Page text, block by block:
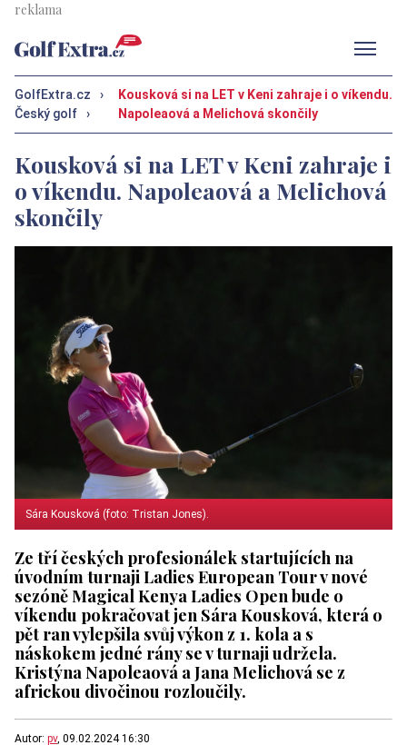
GolfExtra.cz
›
Český golf
›
Kousková si na LET v Keni zahraje i o víkendu.
Napoleaová a Melichová skončily
Kousková si na LET v Keni zahraje i
o víkendu. Napoleaová a Melichová
skončily
Sára Kousková (foto: Tristan Jones).
Ze tří českých profesionálek startujících na
úvodním turnaji Ladies European Tour v nové
sezóně Magical Kenya Ladies Open bude o
víkendu pokračovat jen Sára Kousková, která o
pět ran vylepšila svůj výkon z 1. kola a s
náskokem jedné rány se v turnaji udržela.
Kristýna Napoleaová a Jana Melichová se z
africkou divočinou rozloučily.
Autor: pv, 09.02.2024 16:30